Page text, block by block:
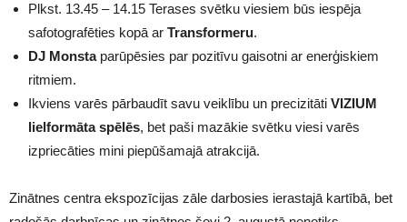
Plkst. 13.45 – 14.15 Terases svētku viesiem būs iespēja
safotografēties kopā ar Transformeru.
DJ Monstaparūpēsies par pozitīvu gaisotni ar enerģiskiem
ritmiem.
Ikviens varēs pārbaudīt savu veiklību un precizitāti VIZIUM
lielformāta spēlēs, bet paši mazākie svētku viesi varēs
izpriecāties mini piepūšamajā atrakcijā.
Zinātnes centra ekspozīcijas zāle darbosies ierastajā kartībā, bet